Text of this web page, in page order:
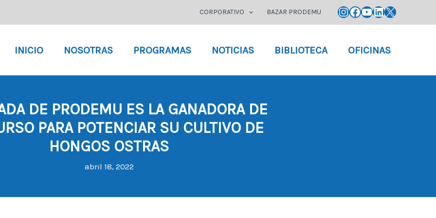
CORPORATIVO BAZAR PRODEMU Instagram
Facebook
YouTube
LinkedIn
X
INICIO NOSOTRAS PROGRAMAS NOTICIAS BIBLIOTECA OFICINAS
DE PRODEMU ES LA GANADORA DE
PARA POTENCIAR SU CULTIVO DE
HONGOS OSTRAS
abril 18, 2022